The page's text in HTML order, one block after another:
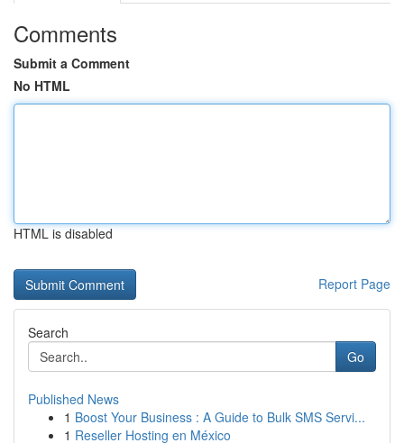
Comments
Submit a Comment
No HTML
HTML is disabled
Report Page
Search
Go
Published News
1 Boost Your Business : A Guide to Bulk SMS Servi...
1 Reseller Hosting en México